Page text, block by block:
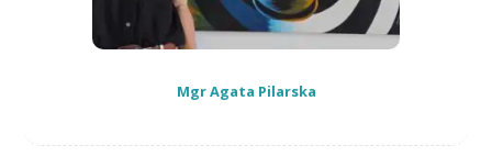
Mgr Agata Pilarska